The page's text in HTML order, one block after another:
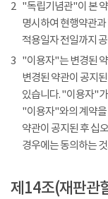
2 "독립기념관"이 본
명시하여 현행약관
적용일자 전일까지
3 "이용자"는 변경된
변경된 약관이 공지
있습니다. "이용자"
"이용자"와의 계약을
약관이 공지된 후 십
경우에는 동의하는
제14조(재판관